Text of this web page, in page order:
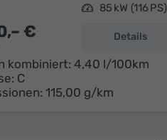
Leistung 85 kW (116 PS)
€ Details
kombiniert: 4,40 l/100km
C
115,00 g/km